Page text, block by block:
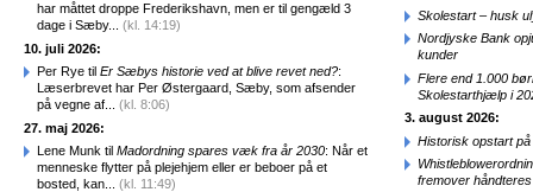
har måttet droppe Frederikshavn, men er til gengæld 3
dage i Sæby... (kl. 14:19)
10. juli 2026:
Per Rye til Er Sæbys historie ved at blive revet ned?:
Læserbrevet har Per Østergaard, Sæby, som afsender
på vegne af... (kl. 8:06)
27. maj 2026:
Lene Munk til Madordning spares væk fra år 2030: Når et
menneske flytter på plejehjem eller er beboer på et
bosted, kan... (kl. 11:49)
Skolestart – husk
Nordjyske Bank
kunder
Flere end 1.000
Skolestarthjælp i
3. august 2026:
Historisk opstart
fremover